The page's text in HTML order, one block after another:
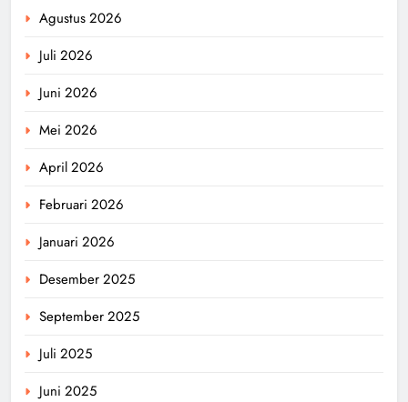
Agustus 2026
Juli 2026
Juni 2026
Mei 2026
April 2026
Februari 2026
Januari 2026
Desember 2025
September 2025
Juli 2025
Juni 2025